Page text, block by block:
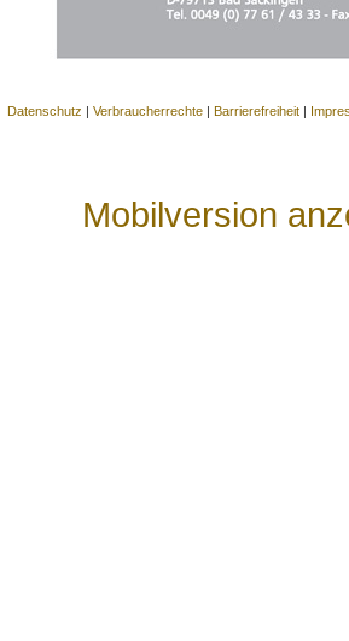
Datenschutz | Verbraucherrechte | Barrierefreiheit |
Mobilversion